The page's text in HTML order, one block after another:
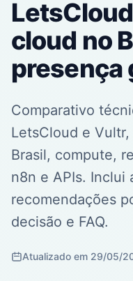
cloud no
presença
Comparativo
LetsCloud e
Brasil, compute,
n8n e APIs. Inclui
recomendações
decisão e FAQ.
Atualizado em 29/05/